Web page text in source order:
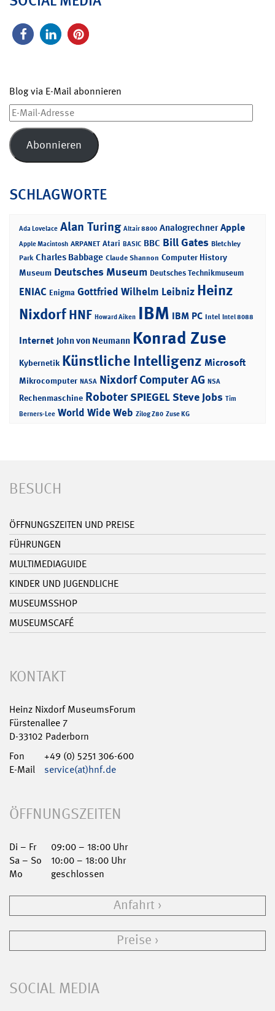
Blog via E-Mail abonnieren
E-
Mail-
Adresse
Abonnieren
SCHLAGWORTE
Ada Lovelace Alan Turing Altair 8800 Analogrechner Apple
Apple Macintosh ARPANET Atari BASIC BBC Bill Gates Bletchley
Park Charles Babbage Claude Shannon Computer History
Museum Deutsches Museum Deutsches Technikmuseum
ENIAC Enigma Gottfried Wilhelm Leibniz Heinz
NixdorfHNF Howard Aiken IBM IBM PC Intel Intel 8088
Internet John von Neumann Konrad Zuse
Kybernetik Künstliche Intelligenz Microsoft
Mikrocomputer NASA Nixdorf Computer AG NSA
Rechenmaschine RoboterSPIEGELSteve Jobs Tim
Berners-Lee World Wide Web Zilog Z80 Zuse KG
BESUCH
ÖFFNUNGSZEITEN UND PREISE
FÜHRUNGEN
MULTIMEDIAGUIDE
KINDER UND JUGENDLICHE
MUSEUMSSHOP
MUSEUMSCAFÉ
KONTAKT
Heinz Nixdorf MuseumsForum
Fürstenallee 7
D-33102 Paderborn
Fon
+49 (0) 5251 306-600
E-Mail
service(at)hnf.de
ÖFFNUNGSZEITEN
Di – Fr
09:00 – 18:00 Uhr
Sa – So
10:00 – 18:00 Uhr
Mo
geschlossen
Anfahrt
Preise
SOCIAL MEDIA